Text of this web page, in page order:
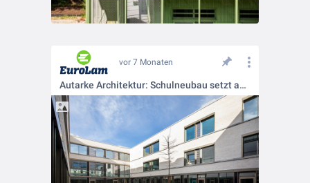
vor 7 Monaten
Autarke Architektur: Schulneubau setzt auf intelligente Lamellenfenster 💡